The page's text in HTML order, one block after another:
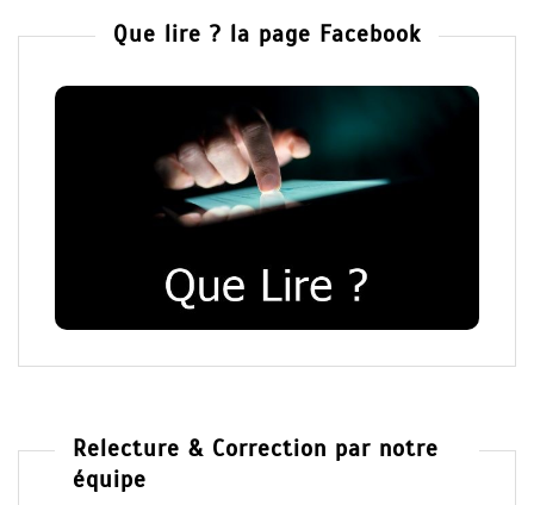
Que lire ? la page Facebook
Relecture & Correction par notre
équipe